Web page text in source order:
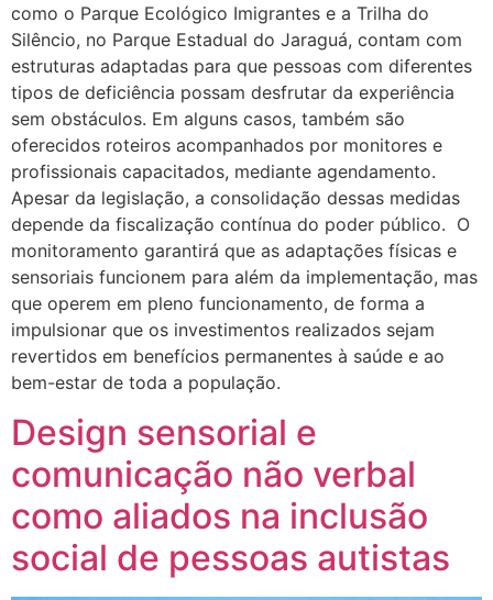
como o Parque Ecológico Imigrantes e a Trilha do
Silêncio, no Parque Estadual do Jaraguá, contam com
estruturas adaptadas para que pessoas com diferentes
tipos de deficiência possam desfrutar da experiência
sem obstáculos. Em alguns casos, também são
oferecidos roteiros acompanhados por monitores e
profissionais capacitados, mediante agendamento.
Apesar da legislação, a consolidação dessas medidas
depende da fiscalização contínua do poder público. O
monitoramento garantirá que as adaptações físicas e
sensoriais funcionem para além da implementação, mas
que operem em pleno funcionamento, de forma a
impulsionar que os investimentos realizados sejam
revertidos em benefícios permanentes à saúde e ao
bem-estar de toda a população.
Design sensorial e
comunicação não verbal
como aliados na inclusão
social de pessoas autistas